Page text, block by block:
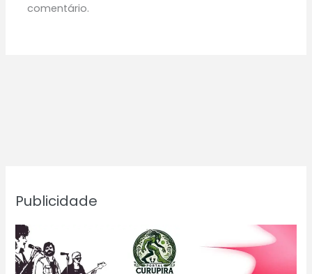
Publicidade
comentário.